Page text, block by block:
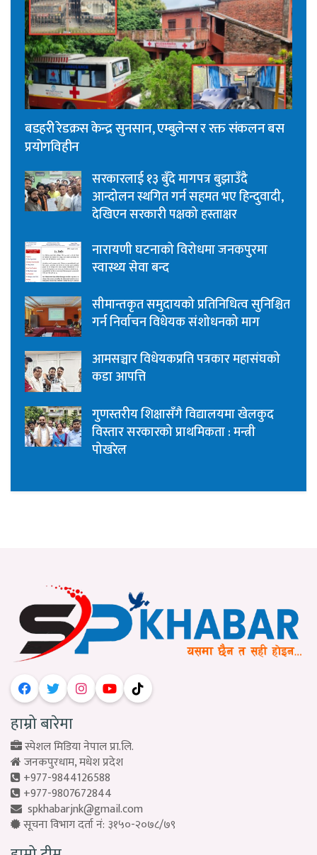
बडहरी रेडक्रस केन्द्र सुनसान, एम्बुलेन्स र रक्त संकलन बस
प्रयोगविहीन
सरकारलाई १३ बुँदे मागपत्र बुझाउँदै
आन्दोलन स्थगित गर्न सहमत भए हिन्दुवादी,
देखिएन सरकारी पक्षको हस्ताक्षर
नारायणी घटनाको विरोधमा जनकपुरमा
स्वास्थ्य सेवा बन्द
सीमान्तकृत समुदायको प्रतिनिधित्व सुनिश्चित
गर्न निर्वाचन विधेयक संशोधनको माग
आमसञ्चार विधेयकप्रति पत्रकार महासंघको
कडा आपत्ति
गुणस्तरीय शिक्षासँगै विद्यालयमा खेलकुद
विस्तार सरकारको प्राथमिकता : मन्त्री
पोखरेल
हाम्रो बारेमा
स्पेशल मिडिया नेपाल प्रा.लि.
जनकपुरधाम, मधेश प्रदेश
+977-9844126588
+977-9807672844
spkhabarjnk@gmail.com
सूचना विभाग दर्ता नं: ३१५०-२०७८/७९